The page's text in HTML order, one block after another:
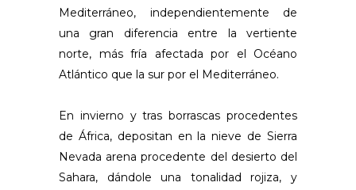
Mediterráneo, independientemente de
una gran diferencia entre la vertiente
norte, más fría afectada por el Océano
Atlántico que la sur por el Mediterráneo.
En invierno y tras borrascas procedentes
de África, depositan en la nieve de Sierra
Nevada arena procedente del desierto del
Sahara, dándole una tonalidad rojiza, y